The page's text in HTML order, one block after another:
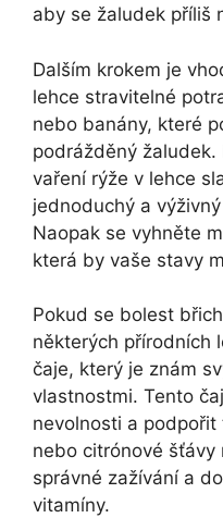
aby se žaludek příliš
Dalším krokem je
lehce stravitelné
nebo banány, které
podrážděný
vaření rýže v lehce
jednoduchý a
Naopak se vyhněte
která by vaše stavy
Pokud se bolest
některých přírodních
čaje, který je znám
vlastnostmi. Tento
nevolnosti a
nebo citrónové
správné zažívání a
vitamíny.